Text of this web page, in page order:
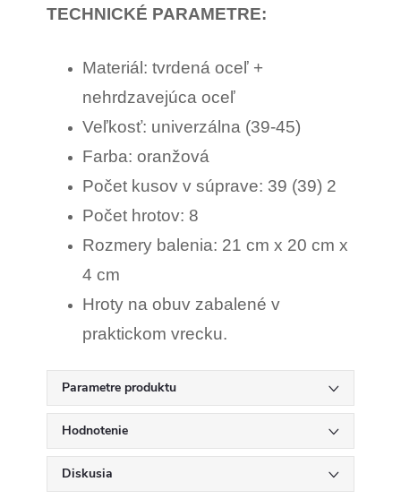
TECHNICKÉ PARAMETRE:
Materiál: tvrdená oceľ +
nehrdzavejúca oceľ
Veľkosť: univerzálna (39-45)
Farba: oranžová
Počet kusov v súprave: 39 (39) 2
Počet hrotov: 8
Rozmery balenia: 21 cm x 20 cm x
4 cm
Hroty na obuv zabalené v
praktickom vrecku.
Parametre produktu
Hodnotenie
Diskusia